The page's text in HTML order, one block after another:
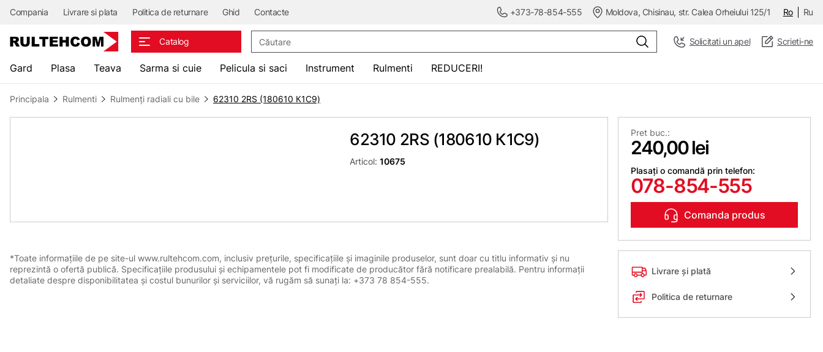
Compania Livrare si plata Politica de returnare Ghid Contacte +373-78-854-555 Moldova, Chisinau, str. Calea Orheiului 125/1 Ro Ru
Catalog Solicitati un apel Scrieti-ne
Gard Plasa Teava Sarma si cuie Pelicula si saci Instrument Rulmenti REDUCERI!
Principala Rulmenti Rulmenți radiali cu bile 62310 2RS (180610 К1С9)
62310 2RS (180610 К1С9)
Articol:10675
Pret buc.:
240,00 lei
Plasați o comandă prin telefon:
078-854-555
Comanda produs
Livrare și plată
Politica de returnare
*Toate informațiile de pe site-ul www.rultehcom.com, inclusiv prețurile, specificațiile și imaginile produselor, sunt doar cu titlu informativ și nu
reprezintă o ofertă publică. Specificațiile produsului și echipamentele pot fi modificate de producător fără notificare prealabilă. Pentru informații
detaliate despre disponibilitatea și costul bunurilor și serviciilor, vă rugăm să sunați la: +373 78 854-555.